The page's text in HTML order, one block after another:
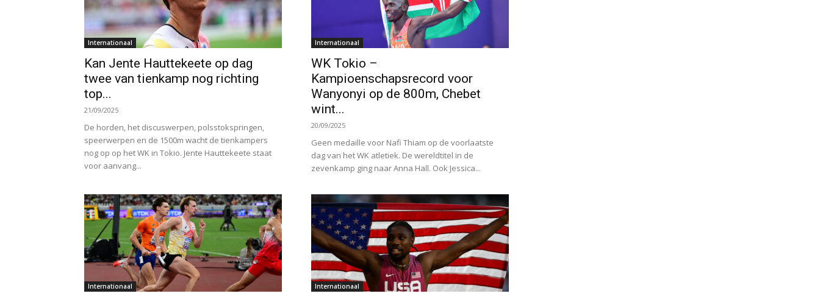
Internationaal
Kan Jente Hauttekeete op dag
twee van tienkamp nog richting
top...
21/09/2025
De horden, het discuswerpen, polsstokspringen,
speerwerpen en de 1500m wacht de tienkampers
nog op op het WK in Tokio. Jente Hauttekeete staat
voor aanvang...
Internationaal
WK Tokio –
Kampioenschapsrecord voor
Wanyonyi op de 800m, Chebet
wint...
20/09/2025
Geen medaille voor Nafi Thiam op de voorlaatste
dag van het WK atletiek. De wereldtitel in de
zevenkamp ging naar Anna Hall. Ook Jessica...
Internationaal Internationaal